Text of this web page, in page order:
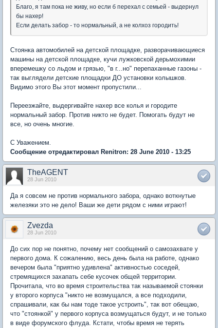
Благо, я там пока не живу, но если б перехал с семьей - выдернул
бы нахер!
Если делать забор - то нормальный, а не колхоз городить!
Стоянка автомобилей на детской площадке, разворачивающиеся
машины на детской площадке, кучи лужковской дерьмохимии
вперемешку со льдом и грязью, "в г...но" перепаханные газоны -
так выглядели детские площадки ДО установки колышков.
Видимо этого Вы этот момент пропустили...
Переезжайте, выдергивайте нахер все колья и городите
нормальный забор. Против никто не будет. Помогать будут не
все, но очень многие.
С Уважением.
Сообщение отредактировал Renitron: 28 June 2010 - 13:25
TheAGENT
28 Jun 2010
Да я совсем не против нормального забора, однако воткнутые
железяки это не дело! Ваши же дети рядом с ними играют!
Zvezda
28 Jun 2010
До сих пор не понятно, почему нет сообщений о самозахвате у
первого дома. К сожалению, весь день была на работе, однако
вечером была "приятно удивлена" активностью соседей,
стремящихся захапать себе кусочек общей территории.
Прочитала, что во время строительства так называемой стоянки
у второго корпуса "никто не возмущался, а все подходили,
спрашивали, как бы нам тоде такое устроить", так вот обещаю,
что "стоянкой" у первого корпуса возмущаться будут, и не только
в виде форумского флуда. Кстати, чтобы время не терять